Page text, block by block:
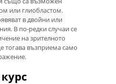
или глиобластом.
в двойни или
В по-редки случаи се
на зрителното
тогава възприема само